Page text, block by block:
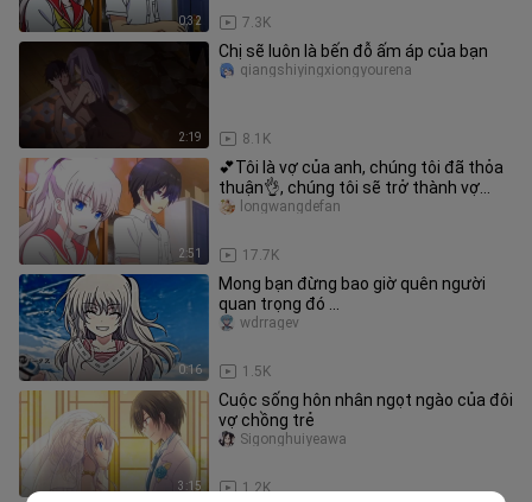
0:32 7.3K
2:19
Chị sẽ luôn là bến đỗ ấm áp của bạn
8.1K
qiangshiyingxiongyourena
2:51
💕Tôi là vợ của anh, chúng tôi đã thỏa
thuận👌, chúng tôi sẽ trở thành vợ
chồng khi trở lại💞
17.7K
longwangdefan
0:16
Mong bạn đừng bao giờ quên người
quan trọng đó ...
1.5K
wdrragev
3:15
Cuộc sống hôn nhân ngọt ngào của đôi
vợ chồng trẻ
1.2K
Sigonghuiyeawa